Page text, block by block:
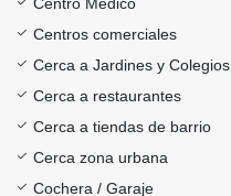
Centros comerciales
Cerca a Jardines y Colegios
Cerca a restaurantes
Cerca a tiendas de barrio
Cerca zona urbana
Cochera / Garaje